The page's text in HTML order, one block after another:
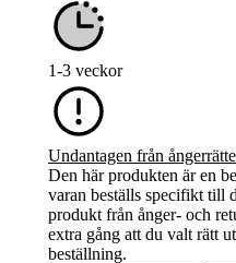
1-3 veckor
Undantagen från
Den här produkten är en
varan beställs specifikt till
produkt från ånger- och
extra gång att du valt rätt
beställning.